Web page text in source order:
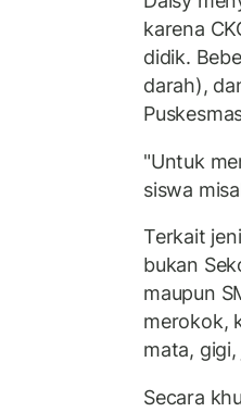
karena
didik.
darah),
"Untuk
siswa
Terkait
bukan
maupun
merokok,
mata,
Secara